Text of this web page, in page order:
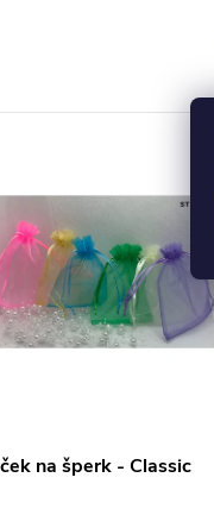
na šperk - Classic